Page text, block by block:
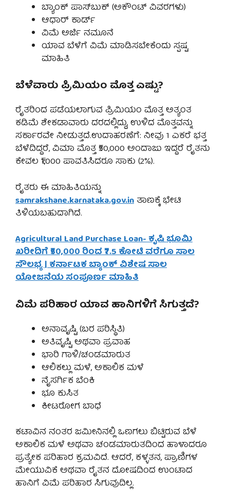
ಬ್ಯಾಂಕ್ ಪಾಸ್‌ಬುಕ್ (ಅಕೌಂಟ್ ವಿವರಗಳು)
ಆಧಾರ್ ಕಾರ್ಡ್
ವಿಮೆ ಅರ್ಜಿ ನಮೂನೆ
ಯಾವ ಬೆಳೆಗೆ ವಿಮೆ ಮಾಡಿಸಬೇಕೆಂದು ಸ್ಪಷ್ಟ
ಮಾಹಿತಿ
ಬೆಳೆವಾರು ಪ್ರಿಮಿಯಂ ಮೊತ್ತ ಎಷ್ಟು?
ರೈತರಿಂದ ಪಡೆಯಲಾಗುವ ಪ್ರಿಮಿಯಂ ಮೊತ್ತ ಅತ್ಯಂತ
ಕಡಿಮೆ ಶೇಕಡಾವಾರು ದರದಲ್ಲಿದ್ದು, ಉಳಿದ ಮೊತ್ತವನ್ನು
ಸರ್ಕಾರವೇ ನೀಡುತ್ತದೆ.ಉದಾಹರಣೆಗೆ: ನೀವು 1 ಎಕರೆ ಭತ್ತ
ಬೆಳೆದಿದ್ದರೆ, ವಿಮಾ ಮೊತ್ತ ₹50,000 ಅಂದಾಜು ಇದ್ದರೆ ರೈತನು
ಕೇವಲ ₹1,000 ಪಾವತಿಸಿದರೂ ಸಾಕು (2%).
ರೈತರು ಈ ಮಾಹಿತಿಯನ್ನು
samrakshane.karnataka.gov.in ತಾಣಕ್ಕೆ ಭೇಟಿ
ತಿಳಿಯಬಹುದಾಗಿದೆ.
Agricultural Land Purchase Loan- ಕೃಷಿ ಭೂಮಿ
ಖರೀದಿಗೆ ₹50,000 ರಿಂದ ₹7.5 ಕೋಟಿ ವರೆಗೂ ಸಾಲ
ಸೌಲಭ್ಯ | ಕರ್ನಾಟಕ ಬ್ಯಾಂಕ್ ವಿಶೇಷ ಸಾಲ
ಯೋಜನೆಯ ಸಂಪೂರ್ಣ ಮಾಹಿತಿ
ವಿಮೆ ಪರಿಹಾರ ಯಾವ ಹಾನಿಗಳಿಗೆ ಸಿಗುತ್ತದೆ?
ಅನಾವೃಷ್ಟಿ (ಬರ ಪರಿಸ್ಥಿತಿ)
ಅತಿವೃಷ್ಟಿ ಅಥವಾ ಪ್ರವಾಹ
ಭಾರಿ ಗಾಳಿ/ಚಂಡಮಾರುತ
ಆಲಿಕಲ್ಲು ಮಳೆ, ಅಕಾಲಿಕ ಮಳೆ
ನೈಸರ್ಗಿಕ ಬೆಂಕಿ
ಭೂ ಕುಸಿತ
ಕೀಟರೋಗ ಬಾಧೆ
ಕಟಾವಿನ ನಂತರ ಜಮೀನಿನಲ್ಲಿ ಒಣಗಲು ಬಿಟ್ಟಿರುವ ಬೆಳೆ
ಅಕಾಲಿಕ ಮಳೆ ಅಥವಾ ಚಂಡಮಾರುತದಿಂದ ಹಾಳಾದರೂ
ಪ್ರತ್ಯೇಕ ಪರಿಹಾರ ಕ್ರಮವಿದೆ. ಆದರೆ, ಕಳ್ಳತನ, ಪ್ರಾಣಿಗಳ
ಮೇಯುವಿಕೆ ಅಥವಾ ರೈತನ ದೋಷದಿಂದ ಉಂಟಾದ
ಹಾನಿಗೆ ವಿಮೆ ಪರಿಹಾರ ಸಿಗುವುದಿಲ್ಲ.